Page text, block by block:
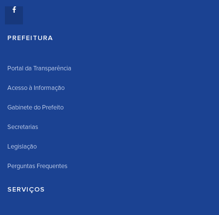
PREFEITURA
Portal da Transparência
Acesso à Informação
Gabinete do Prefeito
Secretarias
Legislação
Perguntas Frequentes
SERVIÇOS